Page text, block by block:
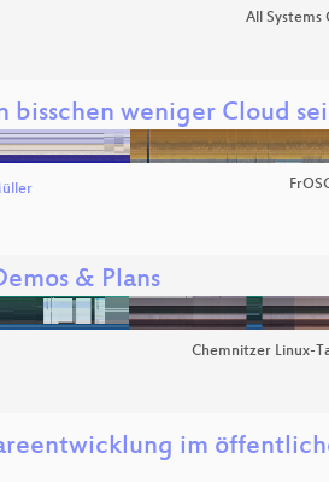
All Systems
bisschen weniger Cloud
& Plans
Chemnitzer Linux-
im